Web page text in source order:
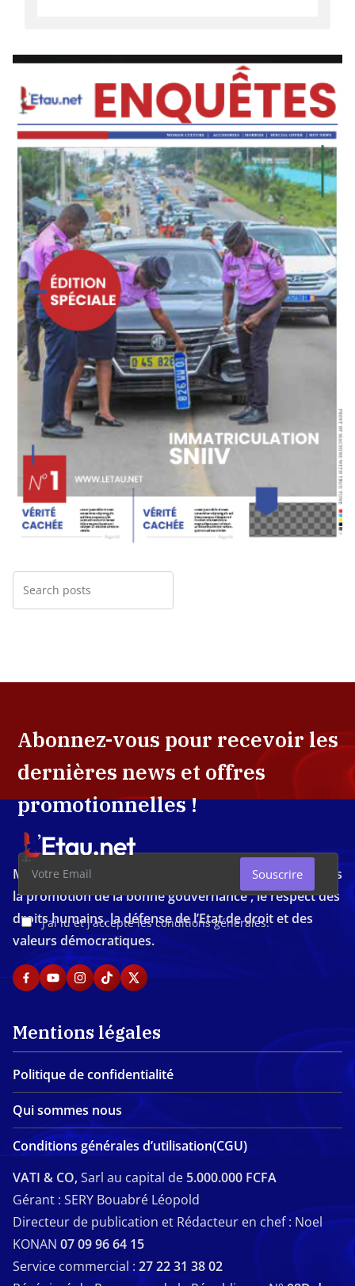
Abonnez-vous pour recevoir les
dernières news et offres
promotionnelles !
J'ai lu et j'accepte les conditions générales.
Souscrire
Média d'investigation ivoirien résolument engagé dans
la promotion de la bonne gouvernance , le respect des
droits humains, la défense de l’Etat de droit et des
valeurs démocratiques.
Mentions légales
Politique de confidentialité
Qui sommes nous
Conditions générales d’utilisation(CGU)
VATI & CO,Sarl au capital de 5.000.000 FCFA
Gérant : SERY Bouabré Léopold
Directeur de publication et Rédacteur en chef : Noel
KONAN 07 09 96 64 15
Service commercial : 27 22 31 38 02